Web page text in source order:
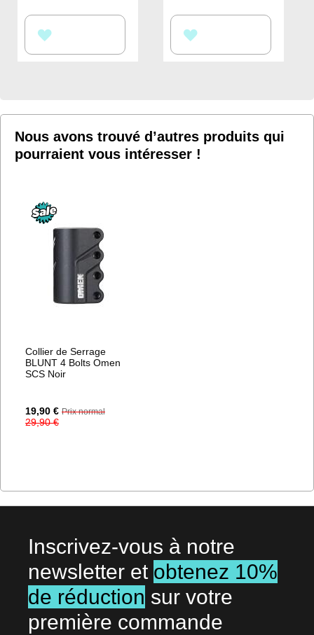
À
D’ENVIE
À
D’ENVIE
Nous avons trouvé d’autres produits qui
pourraient vous intéresser !
Collier de Serrage
BLUNT 4 Bolts Omen
SCS Noir
Prix
Spécial
19,90 € Prix normal
29,90 €
Inscrivez-vous à notre
newsletter et obtenez 10%
de réduction sur votre
première commande